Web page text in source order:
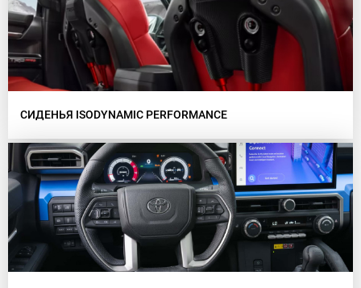
СИДЕНЬЯ ISODYNAMIC PERFORMANCE